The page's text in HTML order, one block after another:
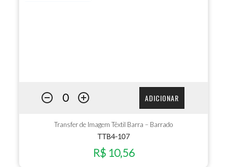
ADICIONAR
Transfer de Imagem Têxtil Barra – Barrado
TTB4-107
R$ 10,56